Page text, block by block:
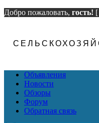
Добро пожаловать, гость! [
Объявления
Новости
Обзоры
Форум
Обратная связь